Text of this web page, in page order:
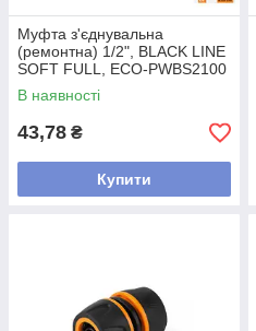
Муфта з'єднувальна
(ремонтна) 1/2", BLACK LINE
SOFT FULL, ECO-PWBS2100
В наявності
43,78 ₴
Купити